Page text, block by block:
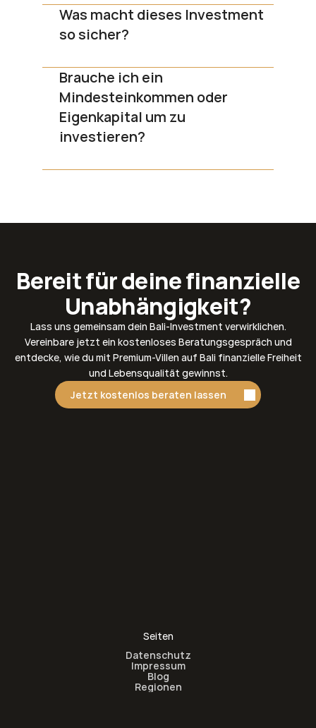
Was macht dieses Investment
so sicher?
Brauche ich ein
Mindesteinkommen oder
Eigenkapital um zu
investieren?
Bereit für deine finanzielle
Unabhängigkeit?
Lass uns gemeinsam dein Bali-Investment verwirklichen.
Vereinbare jetzt ein kostenloses Beratungsgespräch und
entdecke, wie du mit Premium-Villen auf Bali finanzielle Freiheit
und Lebensqualität gewinnst.
Jetzt kostenlos beraten lassen
Seiten
Datenschutz
Impressum
Blog
Regionen